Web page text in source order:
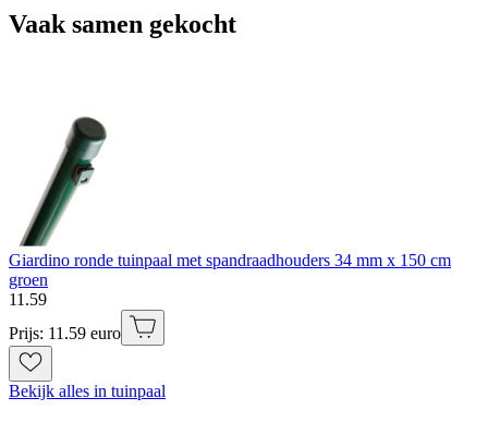
Vaak samen gekocht
Giardino ronde tuinpaal met spandraadhouders 34 mm x 150 cm
groen
11 .59
Prijs: 11.59 euro
Bekijk alles in tuinpaal